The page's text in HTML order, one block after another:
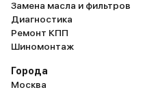
Замена масла и фильтров
Диагностика
Ремонт КПП
Шиномонтаж
Города
Москва